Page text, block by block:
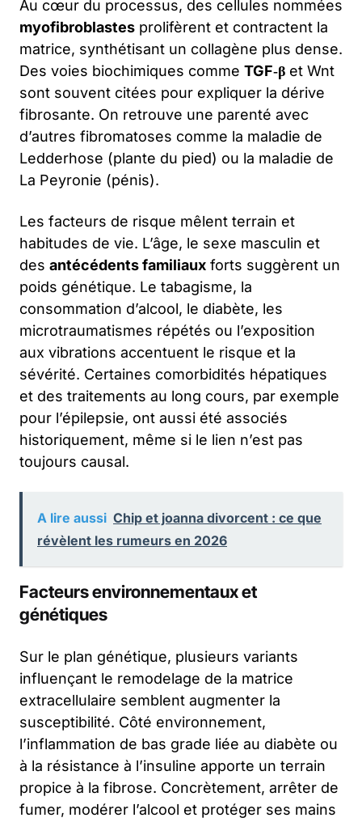
Au cœur du processus, des cellules nommées
myofibroblastes prolifèrent et contractent la
matrice, synthétisant un collagène plus dense.
Des voies biochimiques comme TGF‑β et Wnt
sont souvent citées pour expliquer la dérive
fibrosante. On retrouve une parenté avec
d’autres fibromatoses comme la maladie de
Ledderhose (plante du pied) ou la maladie de
La Peyronie (pénis).
Les facteurs de risque mêlent terrain et
habitudes de vie. L’âge, le sexe masculin et
des antécédents familiaux forts suggèrent un
poids génétique. Le tabagisme, la
consommation d’alcool, le diabète, les
microtraumatismes répétés ou l’exposition
aux vibrations accentuent le risque et la
sévérité. Certaines comorbidités hépatiques
et des traitements au long cours, par exemple
pour l’épilepsie, ont aussi été associés
historiquement, même si le lien n’est pas
toujours causal.
A lire aussi Chip et joanna divorcent : ce que
révèlent les rumeurs en 2026
Facteurs environnementaux et
génétiques
Sur le plan génétique, plusieurs variants
influençant le remodelage de la matrice
extracellulaire semblent augmenter la
susceptibilité. Côté environnement,
l’inflammation de bas grade liée au diabète ou
à la résistance à l’insuline apporte un terrain
propice à la fibrose. Concrètement, arrêter de
fumer, modérer l’alcool et protéger ses mains